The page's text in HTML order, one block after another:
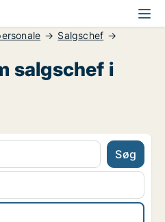
Salgschef
salgschef i
Søg